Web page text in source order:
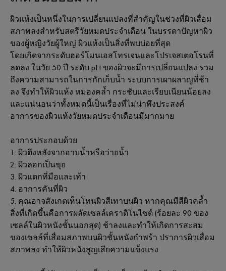
ผิวแห้งเป็นหนึ่งในการเปลี่ยนแปลงที่สําคัญในช่วงที่ผิวเสื่อม
สภาพลงสำหรับสตรีวัยหมดประจําเดือน ในบรรดาปัญหาผิว
ของผู้หญิงวัยผู้ใหญ่ ผิวแห้งเป็นสิ่งที่พบบ่อยที่สุด
โดยเกิดจากระดับฮอร์โมนเอสโทรเจนและโปรเจสเตอโรนที่
ลดลง ในวัย 50 ปี ระดับ pH ของผิวจะมีการเปลี่ยนแปลง รวม
ถึงความสามารถในการกักเก็บน้ำ ระบบการเผาผลาญที่ช้า
ลง จึงทำให้ผิวแห้ง หมองคล้ำ กระชับและเรียบเนียนน้อยลง
และแน่นอนว่าทั้งหมดนี้เป็นเรื่องที่ไม่น่าพึงประสงค์
อาการของผิวแห้งวัยหมดประจําเดือนมีมากมาย
อาการประกอบด้วย
1: ผิวตึงหลังจากอาบน้ำหรือว่ายน้ำ
2: ผิวลอกเป็นขุย
3. ผิวแตกที่มือและเท้า
4. อาการคันที่ผิว
5. คุณอาจสังเกตเห็นโทนผิวสีเทาบนผิว หากคุณมีสีผิวคล้ำ
สิ่งที่เกิดขึ้นคือการผลัดเซลล์เคราติโนไซต์ (ร้อยละ 90 ของ
เซลล์ในผิวหนังชั้นนอกสุด) ช้าลงและทําให้เกิดการสะสม
ของเซลล์ที่เสื่อมสภาพบนผิวชั้นหนังกำพร้า ปราการผิวเสื่อม
สภาพลง ทําให้ผิวหนังสูญเสียความแข็งแรง